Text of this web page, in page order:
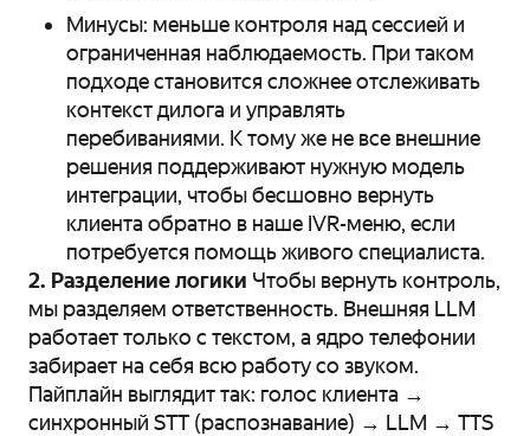
Минусы: меньше контроля над сессией и
ограниченная наблюдаемость. При таком
подходе становится сложнее отслеживать
контекст дилога и управлять
перебиваниями. К тому же не все внешние
решения поддерживают нужную модель
интеграции, чтобы бесшовно вернуть
клиента обратно в наше IVR-меню, если
потребуется помощь живого специалиста.
2. Разделение логики Чтобы вернуть контроль,
мы разделяем ответственность. Внешняя LLM
работает только с текстом, а ядро телефонии
забирает на себя всю работу со звуком.
Пайплайн выглядит так: голос клиента →
синхронный STT (распознавание) → LLM → TTS